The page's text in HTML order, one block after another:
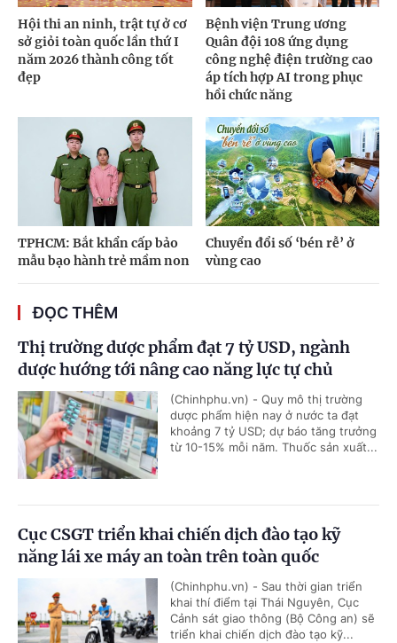
Hội thi an ninh, trật tự ở cơ
sở giỏi toàn quốc lần thứ I
năm 2026 thành công tốt
đẹp
Bệnh viện Trung ương
Quân đội 108 ứng dụng
công nghệ điện trường cao
áp tích hợp AI trong phục
hồi chức năng
TPHCM: Bắt khẩn cấp bảo
mẫu bạo hành trẻ mầm non
Chuyển đổi số ‘bén rễ’ ở
vùng cao
ĐỌC THÊM
Thị trường dược phẩm đạt 7 tỷ USD, ngành
dược hướng tới nâng cao năng lực tự chủ
(Chinhphu.vn) - Quy mô thị trường
dược phẩm hiện nay ở nước ta đạt
khoảng 7 tỷ USD; dự báo tăng trưởng
từ 10-15% mỗi năm. Thuốc sản xuất...
Cục CSGT triển khai chiến dịch đào tạo kỹ
năng lái xe máy an toàn trên toàn quốc
(Chinhphu.vn) - Sau thời gian triển
khai thí điểm tại Thái Nguyên, Cục
Cảnh sát giao thông (Bộ Công an) sẽ
triển khai chiến dịch đào tạo kỹ...